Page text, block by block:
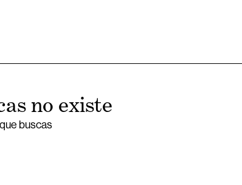
no existe
buscas